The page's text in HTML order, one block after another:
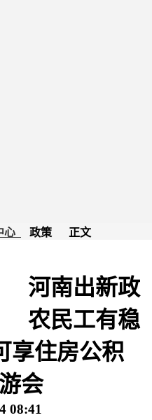
心 政策 正文
河南出新政
农民工有稳
享住房公积
会
08:41